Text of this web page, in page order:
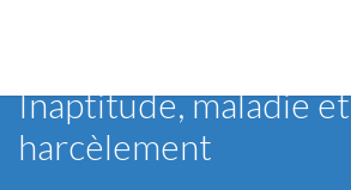
Inaptitude, maladie et
harcèlement